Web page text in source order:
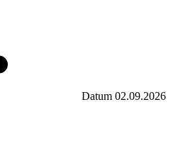
Datum 02.09.2026